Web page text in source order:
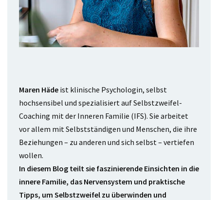
Maren Häde ist klinische Psychologin, selbst
hochsensibel und spezialisiert auf Selbstzweifel-
Coaching mit der Inneren Familie (IFS). Sie arbeitet
vor allem mit Selbstständigen und Menschen, die ihre
Beziehungen – zu anderen und sich selbst – vertiefen
wollen.
In diesem Blog teilt sie faszinierende Einsichten in die
innere Familie, das Nervensystem und praktische
Tipps, um Selbstzweifel zu überwinden und